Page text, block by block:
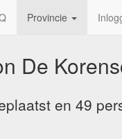
Provincie
De
en 49